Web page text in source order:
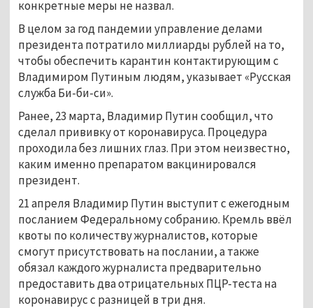
конкретные меры не назвал.
В целом за год пандемии управление делами
президента потратило миллиарды рублей на то,
чтобы обеспечить карантин контактирующим с
Владимиром Путиным людям, указывает «Русская
служба Би-би-си».
Ранее, 23 марта, Владимир Путин сообщил, что
сделал прививку от коронавируса. Процедура
проходила без лишних глаз. При этом неизвестно,
каким именно препаратом вакцинировался
президент.
21 апреля Владимир Путин выступит с ежегодным
посланием Федеральному собранию. Кремль ввёл
квоты по количеству журналистов, которые
смогут присутствовать на послании, а также
обязал каждого журналиста предварительно
предоставить два отрицательных ПЦР-теста на
коронавирус с разницей в три дня.